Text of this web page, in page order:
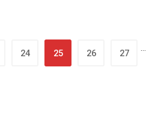
24 25 26 27